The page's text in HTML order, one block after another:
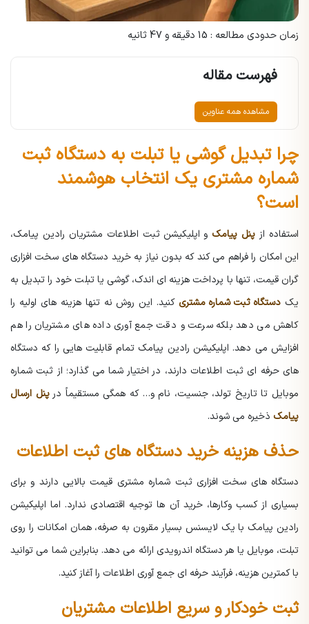
زمان حدودی مطالعه : 15 دقیقه و 47 ثانیه
فهرست مقاله
مشاهده همه عناوین
چرا تبدیل گوشی یا تبلت به دستگاه ثبت
شماره مشتری یک انتخاب هوشمند
است؟
استفاده از پنل پیامک و اپلیکیشن ثبت اطلاعات مشتریان رادین پیامک،
این امکان را فراهم می کند که بدون نیاز به خرید دستگاه های سخت افزاری
گران قیمت، تنها با پرداخت هزینه ای اندک، گوشی یا تبلت خود را تبدیل به
یک دستگاه ثبت شماره مشتری کنید. این روش نه تنها هزینه های اولیه را
کاهش می دهد بلکه سرعت و دقت جمع آوری داده های مشتریان را هم
افزایش می دهد. اپلیکیشن رادین پیامک تمام قابلیت هایی را که دستگاه
های حرفه ای ثبت اطلاعات دارند، در اختیار شما می گذارد؛ از ثبت شماره
موبایل تا تاریخ تولد، جنسیت، نام و… که همگی مستقیماً درپنل ارسال
پیامک ذخیره می شوند.
حذف هزینه خرید دستگاه های ثبت اطلاعات
دستگاه های سخت افزاری ثبت شماره مشتری قیمت بالایی دارند و برای
بسیاری از کسب وکارها، خرید آن ها توجیه اقتصادی ندارد. اما اپلیکیشن
رادین پیامک با یک لایسنس بسیار مقرون به صرفه، همان امکانات را روی
تبلت، موبایل یا هر دستگاه اندرویدی ارائه می دهد. بنابراین شما می توانید
با کمترین هزینه، فرآیند حرفه ای جمع آوری اطلاعات را آغاز کنید.
ثبت خودکار و سریع اطلاعات مشتریان